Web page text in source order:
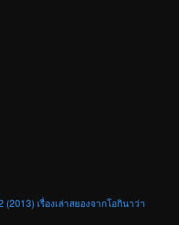
(2013) เรื่องเล่าสยองจากโอกินาว่า